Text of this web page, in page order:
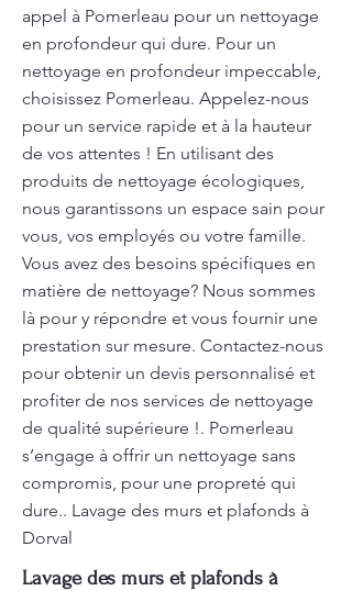
appel à Pomerleau pour un nettoyage
en profondeur qui dure. Pour un
nettoyage en profondeur impeccable,
choisissez Pomerleau. Appelez-nous
pour un service rapide et à la hauteur
de vos attentes ! En utilisant des
produits de nettoyage écologiques,
nous garantissons un espace sain pour
vous, vos employés ou votre famille.
Vous avez des besoins spécifiques en
matière de nettoyage? Nous sommes
là pour y répondre et vous fournir une
prestation sur mesure. Contactez-nous
pour obtenir un devis personnalisé et
profiter de nos services de nettoyage
de qualité supérieure !. Pomerleau
s’engage à offrir un nettoyage sans
compromis, pour une propreté qui
dure.. Lavage des murs et plafonds à
Dorval
Lavage des murs et plafonds à